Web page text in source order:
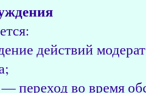
действий
переход во время